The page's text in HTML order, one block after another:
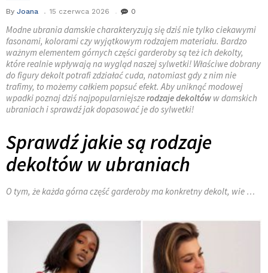
By Joana 15 czerwca 2026 0
Modne ubrania damskie charakteryzują się dziś nie tylko ciekawymi
fasonami, kolorami czy wyjątkowym rodzajem materiału. Bardzo
ważnym elementem górnych części garderoby są też ich dekolty,
które realnie wpływają na wygląd naszej sylwetki! Właściwe dobrany
do figury dekolt potrafi zdziałać cuda, natomiast gdy z nim nie
trafimy, to możemy całkiem popsuć efekt. Aby uniknąć modowej
wpadki poznaj dziś najpopularniejszerodzaje dekoltów w damskich
ubraniach i sprawdź jak dopasować je do sylwetki!
Sprawdź jakie są rodzaje
dekoltów w ubraniach
O tym, że każda górna część garderoby ma konkretny dekolt, wie …